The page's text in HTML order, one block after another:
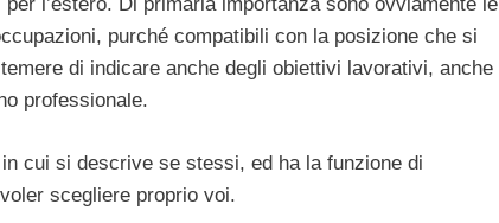
purché compatibili con la posizione che si
di indicare anche degli obiettivi lavorativi, anche
professionale.
cui si descrive se stessi, ed ha la funzione di
scegliere proprio voi.